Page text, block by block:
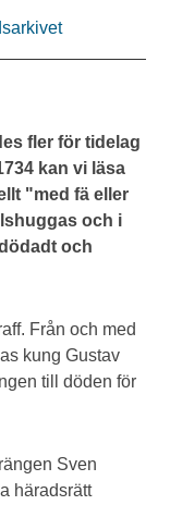
fler för tidelag
kan vi läsa
"med fä eller
och i
och
Från och med
kung Gustav
till döden för
Sven
häradsrätt